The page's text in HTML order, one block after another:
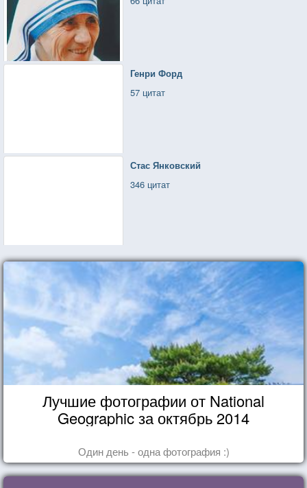
Генри Форд
57 цитат
Стас Янковский
346 цитат
Лучшие фотографии от National
Geographic за октябрь 2014
Один день - одна фотография :)